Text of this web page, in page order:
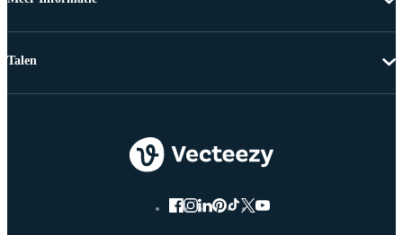
Talen